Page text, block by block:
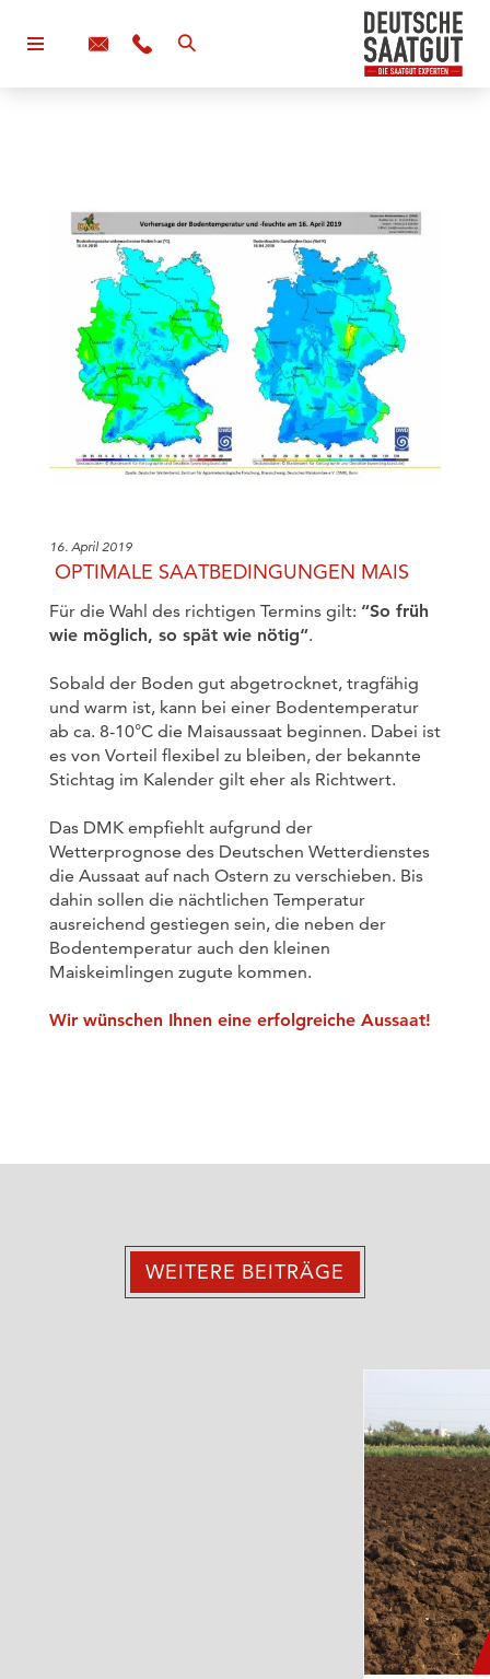
16. April 2019
OPTIMALE SAATBEDINGUNGEN MAIS
Für die Wahl des richtigen Termins gilt: “So früh
wie möglich, so spät wie nötig“.
Sobald der Boden gut abgetrocknet, tragfähig
und warm ist, kann bei einer Bodentemperatur
ab ca. 8-10°C die Maisaussaat beginnen. Dabei ist
es von Vorteil flexibel zu bleiben, der bekannte
Stichtag im Kalender gilt eher als Richtwert.
Das DMK empfiehlt aufgrund der
Wetterprognose des Deutschen Wetterdienstes
die Aussaat auf nach Ostern zu verschieben. Bis
dahin sollen die nächtlichen Temperatur
ausreichend gestiegen sein, die neben der
Bodentemperatur auch den kleinen
Maiskeimlingen zugute kommen.
Wir wünschen Ihnen eine erfolgreiche Aussaat!
WEITERE BEITRÄGE